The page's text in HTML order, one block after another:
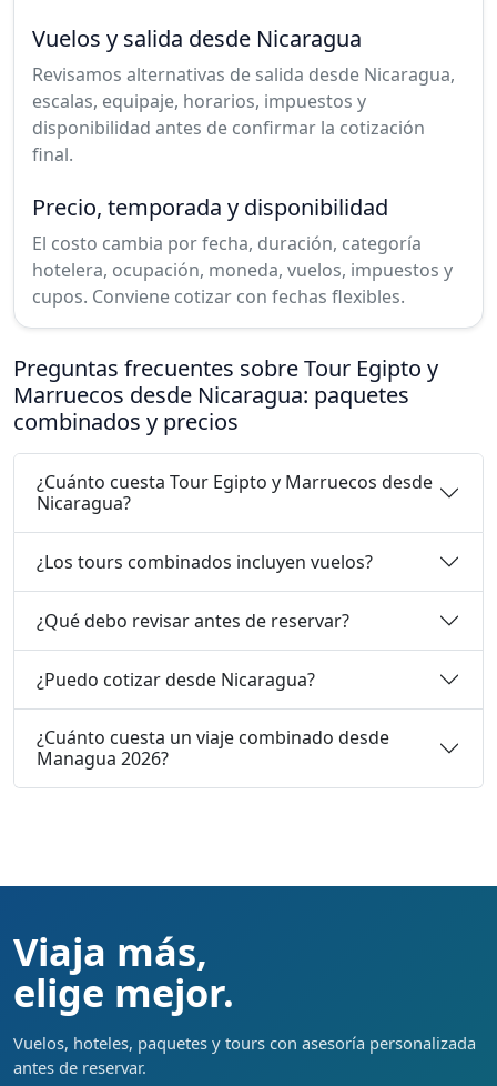
Vuelos y salida desde Nicaragua
Revisamos alternativas de salida desde Nicaragua,
escalas, equipaje, horarios, impuestos y
disponibilidad antes de confirmar la cotización
final.
Precio, temporada y disponibilidad
El costo cambia por fecha, duración, categoría
hotelera, ocupación, moneda, vuelos, impuestos y
cupos. Conviene cotizar con fechas flexibles.
Preguntas frecuentes sobre Tour Egipto y
Marruecos desde Nicaragua: paquetes
combinados y precios
¿Cuánto cuesta Tour Egipto y Marruecos desde
Nicaragua?
¿Los tours combinados incluyen vuelos?
¿Qué debo revisar antes de reservar?
¿Puedo cotizar desde Nicaragua?
¿Cuánto cuesta un viaje combinado desde
Managua 2026?
Viaja más,
elige mejor.
Vuelos, hoteles, paquetes y tours con asesoría personalizada
antes de reservar.